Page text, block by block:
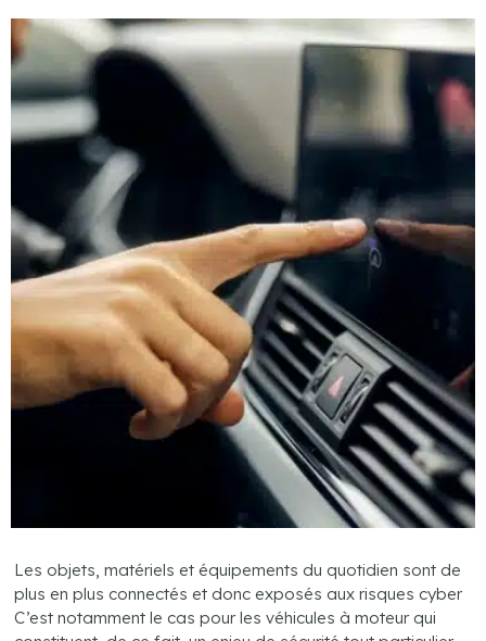
Les objets, matériels et équipements du quotidien sont de
plus en plus connectés et donc exposés aux risques cyber
C’est notamment le cas pour les véhicules à moteur qui